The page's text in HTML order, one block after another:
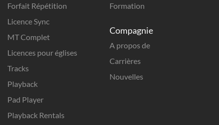
Forfait Répétition
Licence Sync
MT Complet
Licences pour églises
Tracks
Playback
Pad Player
Playback Rentals
Formation
Compagnie
A propos de
Carrières
Nouvelles